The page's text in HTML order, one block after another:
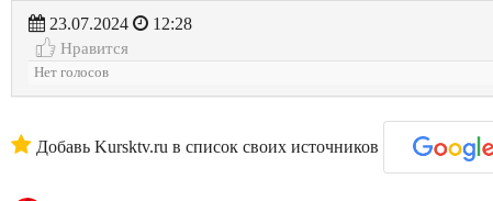
23.07.2024
12:28
Нравится
Нет голосов
Добавь Kursktv.ru в список своих источников